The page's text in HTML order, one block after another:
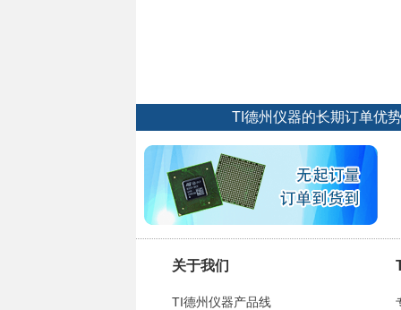
TI德州仪器的长期订单优
关于我们
TI德州仪器产品线